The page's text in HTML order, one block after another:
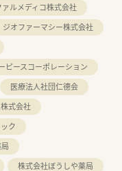
ァルメディコ株式会社
ジオファーマシー株式会社
ピースコーポレーション
医療法人社団仁德会
式会社
ク
株式会社ぼうしや薬局